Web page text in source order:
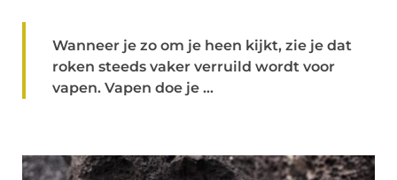
Wanneer je zo om je heen kijkt, zie je dat
roken steeds vaker verruild wordt voor
vapen. Vapen doe je ...